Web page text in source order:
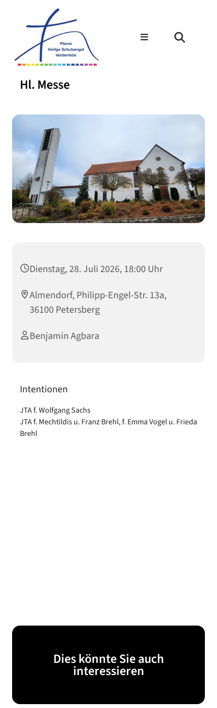
Hl. Messe
Dienstag, 28. Juli 2026, 18:00 Uhr
Almendorf, Philipp-Engel-Str. 13a,
36100 Petersberg
Benjamin Agbara
Intentionen
JTA f. Wolfgang Sachs
JTA f. Mechtildis u. Franz Brehl, f. Emma Vogel u. Frieda
Brehl
Dies könnte Sie auch
interessieren